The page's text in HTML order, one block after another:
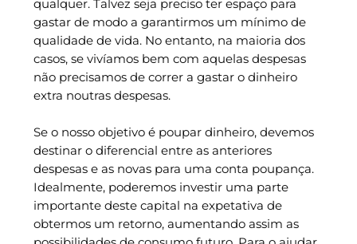
qualquer. Talvez seja preciso ter espaço para
gastar de modo a garantirmos um mínimo de
qualidade de vida. No entanto, na maioria dos
casos, se vivíamos bem com aquelas despesas
não precisamos de correr a gastar o dinheiro
extra noutras despesas.
Se o nosso objetivo é poupar dinheiro, devemos
destinar o diferencial entre as anteriores
despesas e as novas para uma conta poupança.
Idealmente, poderemos investir uma parte
importante deste capital na expetativa de
obtermos um retorno, aumentando assim as